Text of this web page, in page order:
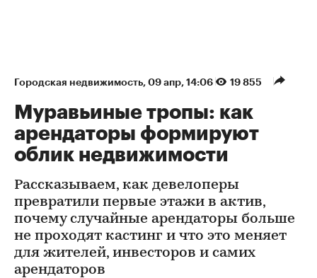
Городская недвижимость 09 апр, 14:06 19 855
Муравьиные тропы: как
арендаторы формируют
облик недвижимости
Рассказываем, как девелоперы
превратили первые этажи в актив,
почему случайные арендаторы больше
не проходят кастинг и что это меняет
для жителей, инвесторов и самих
арендаторов